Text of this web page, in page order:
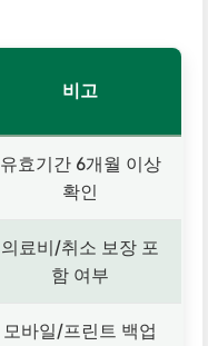
비고
유효기간 6개월 이상
확인
의료비/취소 보장 포
함 여부
모바일/프린트 백업